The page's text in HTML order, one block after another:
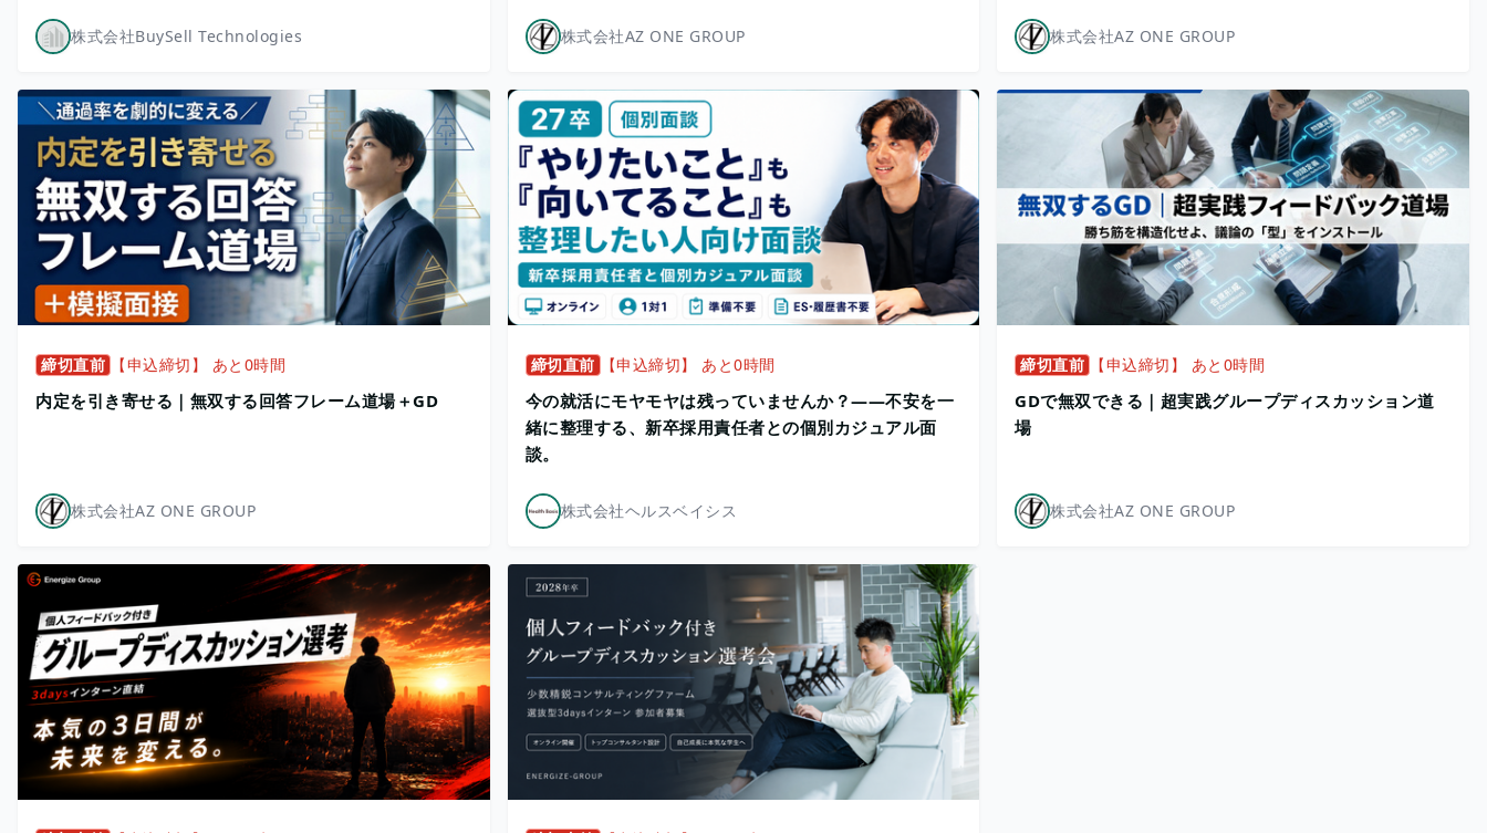
株式会社BuySell Technologies 株式会社AZ ONE GROUP 株式会社AZ ONE GROUP
締切直前 【申込締切】 あと0時間
内定を引き寄せる｜無双する回答フレーム道場＋GD
株式会社AZ ONE GROUP
締切直前 【申込締切】 あと0時間
今の就活にモヤモヤは残っていませんか？——不安を一
緒に整理する、新卒採用責任者との個別カジュアル面
談。
株式会社ヘルスベイシス
締切直前 【申込締切】 あと0時間
GDで無双できる｜超実践グループディスカッション道
場
株式会社AZ ONE GROUP